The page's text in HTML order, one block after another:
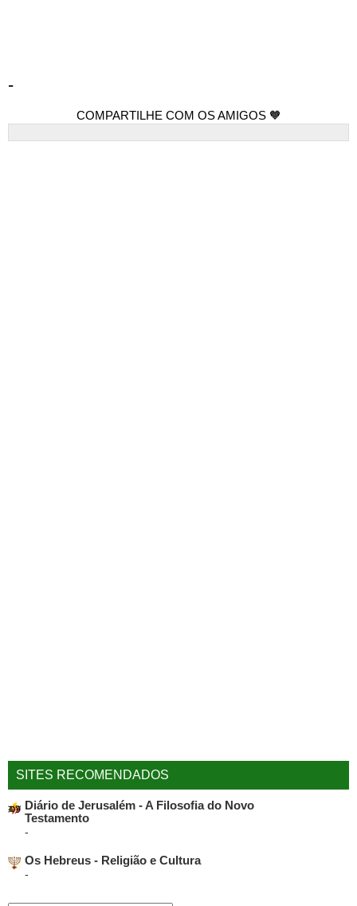
-
COMPARTILHE COM OS AMIGOS 🧡
SITES RECOMENDADOS
Diário de Jerusalém - A Filosofia do Novo
Testamento
-
Os Hebreus - Religião e Cultura
-